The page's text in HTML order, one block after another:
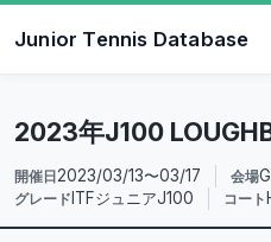
Junior Tennis Database
2023年J100
開催日 2023/03/13〜03/17 会場
グレード ITFジュニアJ100 コート